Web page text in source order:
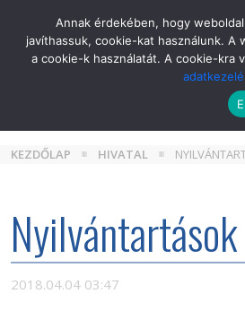
KEZDŐLAP HIVATAL
Nyilvántartások
2018.04.04 03:47
Annak érdekében, hogy
javíthassuk, cookie-kat használunk. A
a cookie-k használatát. A cookie-kra